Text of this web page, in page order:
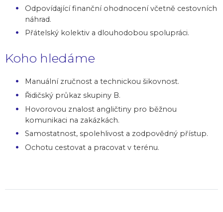
Odpovídající finanční ohodnocení včetně cestovních
náhrad.
Přátelský kolektiv a dlouhodobou spolupráci.
Koho hledáme
Manuální zručnost a technickou šikovnost.
Řidičský průkaz skupiny B.
Hovorovou znalost angličtiny pro běžnou
komunikaci na zakázkách.
Samostatnost, spolehlivost a zodpovědný přístup.
Ochotu cestovat a pracovat v terénu.